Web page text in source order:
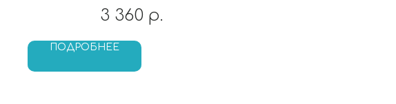
3 360 р.
ПОДРОБНЕЕ